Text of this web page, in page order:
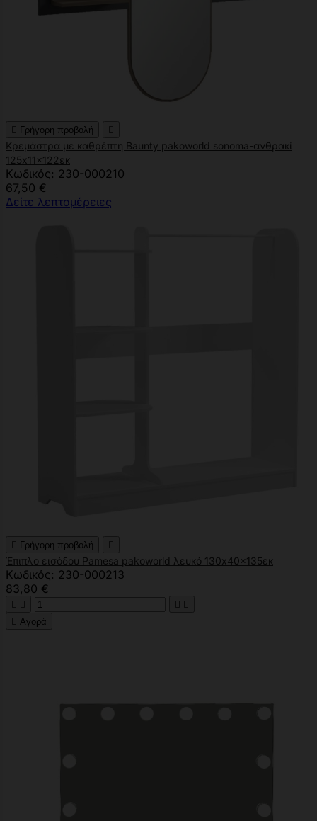
 Γρήγορη προβολή 
Κρεμάστρα με καθρέπτη Baunty pakoworld sonoma-ανθρακί
125x11x122εκ
Κωδικός: 230-000210
67,50 €
Δείτε λεπτομέρειες
 Γρήγορη προβολή 
Έπιπλο εισόδου Pamesa pakoworld λευκό 130x40x135εκ
Κωδικός: 230-000213
83,80 €
   
 Αγορά